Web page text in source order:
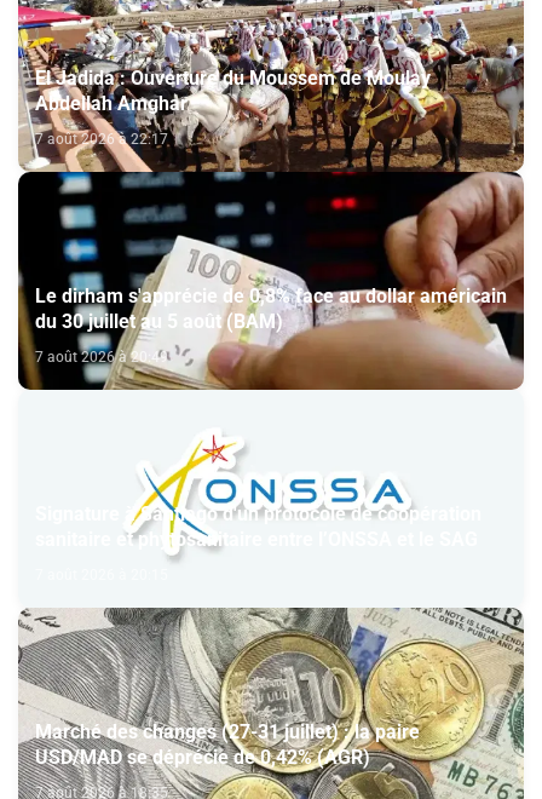
El Jadida : Ouverture du Moussem de Moulay
Abdellah Amghar
7 août 2026 à 22:17
Le dirham s'apprécie de 0,8% face au dollar américain
du 30 juillet au 5 août (BAM)
7 août 2026 à 20:49
Signature à Santiago d'un protocole de coopération
sanitaire et phytosanitaire entre l’ONSSA et le SAG
Marché des changes (27-31 juillet) : la paire
USD/MAD se déprécie de 0,42% (AGR)
7 août 2026 à 18:35